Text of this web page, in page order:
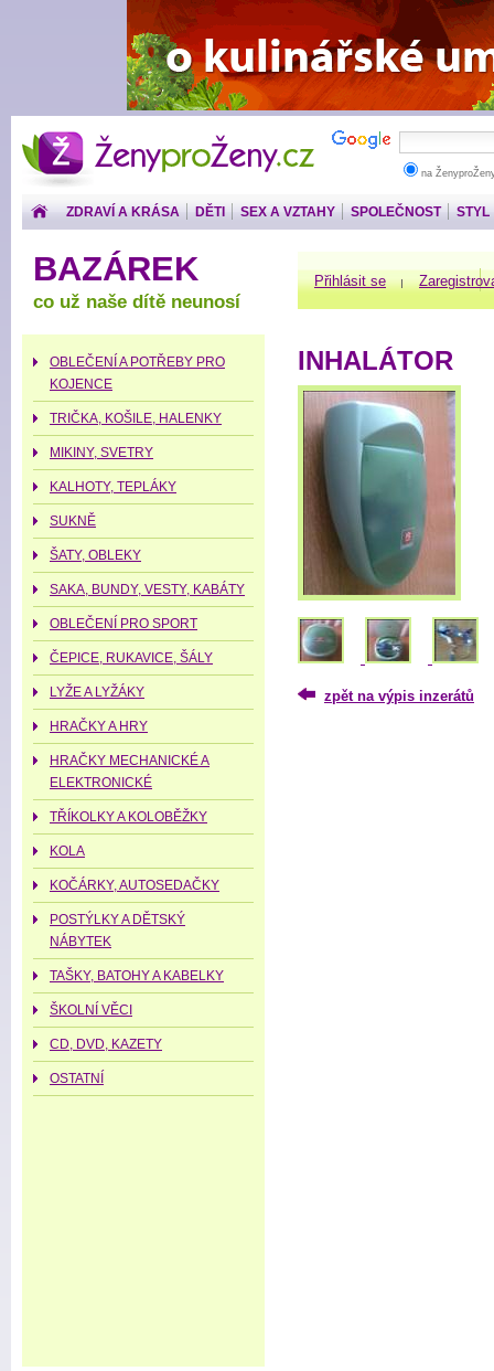
ŽenyproŽeny.cz
na
ZDRAVÍ A KRÁSA DĚTI SEX A VZTAHY SPOLEČNOST STYL
Přihlásit se
INHALÁTOR
zpět na výpis inzerátů
BAZÁREK
co už naše dítě neunosí
OBLEČENÍ A POTŘEBY PRO
KOJENCE
TRIČKA, KOŠILE, HALENKY
MIKINY, SVETRY
KALHOTY, TEPLÁKY
SUKNĚ
ŠATY, OBLEKY
SAKA, BUNDY, VESTY, KABÁTY
OBLEČENÍ PRO SPORT
ČEPICE, RUKAVICE, ŠÁLY
LYŽE A LYŽÁKY
HRAČKY A HRY
HRAČKY MECHANICKÉ A
ELEKTRONICKÉ
TŘÍKOLKY A KOLOBĚŽKY
KOLA
KOČÁRKY, AUTOSEDAČKY
POSTÝLKY A DĚTSKÝ
NÁBYTEK
TAŠKY, BATOHY A KABELKY
ŠKOLNÍ VĚCI
CD, DVD, KAZETY
OSTATNÍ